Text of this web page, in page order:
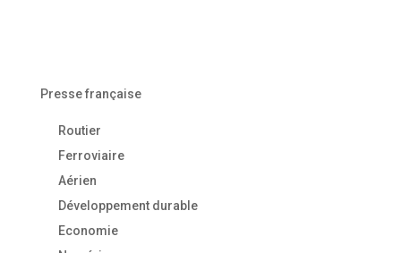
Presse française
Routier
Ferroviaire
Aérien
Développement durable
Economie